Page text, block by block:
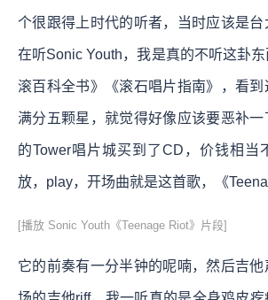
个很跟得上时代的听者，当时应该是台
在听Sonic Youth，我是真的不听这卦
滚百科全书》《滚石唱片指南》，看
满分五颗星，就觉得好像应该要恶补
的Tower唱片城买到了CD，价钱相当
放，play，开场曲就是这首歌，《
[播放 Sonic Youth《Teenage Riot》片段]
它的前奏有一分半钟的呢喃，然后吉